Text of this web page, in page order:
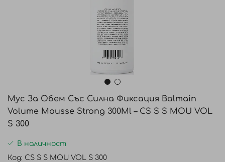
началото
на
галерия
със
Мус За Обем Със Силна Фиксация Balmain
Volume Mousse Strong 300Ml – CS S S MOU VOL
S 300
В наличност
Код CS S S MOU VOL S 300